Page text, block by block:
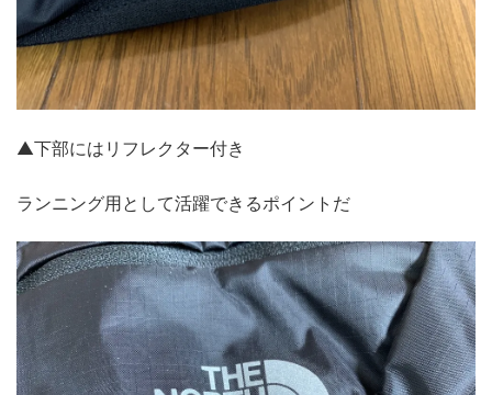
▲下部にはリフレクター付き
ランニング用として活躍できるポイントだ